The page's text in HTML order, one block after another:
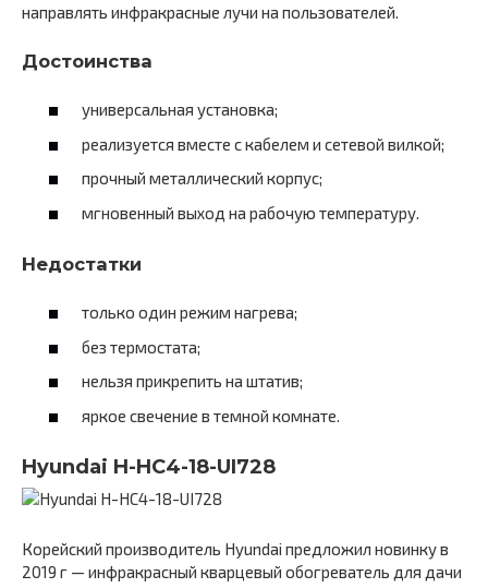
направлять инфракрасные лучи на пользователей.
Достоинства
универсальная установка;
реализуется вместе с кабелем и сетевой вилкой;
прочный металлический корпус;
мгновенный выход на рабочую температуру.
Недостатки
только один режим нагрева;
без термостата;
нельзя прикрепить на штатив;
яркое свечение в темной комнате.
Hyundai H-HC4-18-UI728
Корейский производитель Hyundai предложил новинку в
2019 г — инфракрасный кварцевый обогреватель для дачи